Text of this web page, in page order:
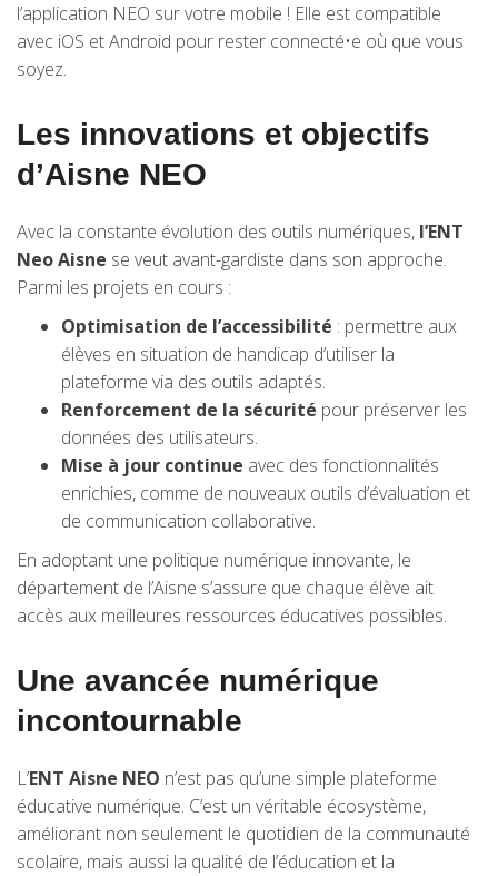
l’application NEO sur votre mobile ! Elle est compatible
avec iOS et Android pour rester connecté•e où que vous
soyez.
Les innovations et objectifs
d’Aisne NEO
Avec la constante évolution des outils numériques, l’ENT
Neo Aisne se veut avant-gardiste dans son approche.
Parmi les projets en cours :
Optimisation de l’accessibilité : permettre aux
élèves en situation de handicap d’utiliser la
plateforme via des outils adaptés.
Renforcement de la sécurité pour préserver les
données des utilisateurs.
Mise à jour continue avec des fonctionnalités
enrichies, comme de nouveaux outils d’évaluation et
de communication collaborative.
En adoptant une politique numérique innovante, le
département de l’Aisne s’assure que chaque élève ait
accès aux meilleures ressources éducatives possibles.
Une avancée numérique
incontournable
L’ENT Aisne NEO n’est pas qu’une simple plateforme
éducative numérique. C’est un véritable écosystème,
améliorant non seulement le quotidien de la communauté
scolaire, mais aussi la qualité de l’éducation et la